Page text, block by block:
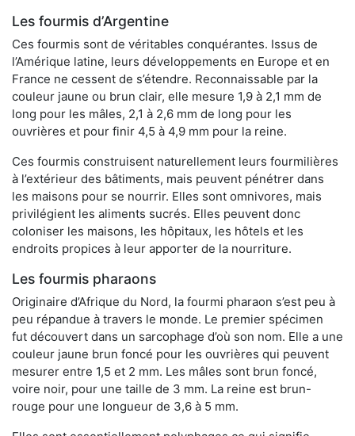
Les fourmis d’Argentine
Ces fourmis sont de véritables conquérantes. Issus de
l’Amérique latine, leurs développements en Europe et en
France ne cessent de s’étendre. Reconnaissable par la
couleur jaune ou brun clair, elle mesure 1,9 à 2,1 mm de
long pour les mâles, 2,1 à 2,6 mm de long pour les
ouvrières et pour finir 4,5 à 4,9 mm pour la reine.
Ces fourmis construisent naturellement leurs fourmilières
à l’extérieur des bâtiments, mais peuvent pénétrer dans
les maisons pour se nourrir. Elles sont omnivores, mais
privilégient les aliments sucrés. Elles peuvent donc
coloniser les maisons, les hôpitaux, les hôtels et les
endroits propices à leur apporter de la nourriture.
Les fourmis pharaons
Originaire d’Afrique du Nord, la fourmi pharaon s’est peu à
peu répandue à travers le monde. Le premier spécimen
fut découvert dans un sarcophage d’où son nom. Elle a une
couleur jaune brun foncé pour les ouvrières qui peuvent
mesurer entre 1,5 et 2 mm. Les mâles sont brun foncé,
voire noir, pour une taille de 3 mm. La reine est brun-
rouge pour une longueur de 3,6 à 5 mm.